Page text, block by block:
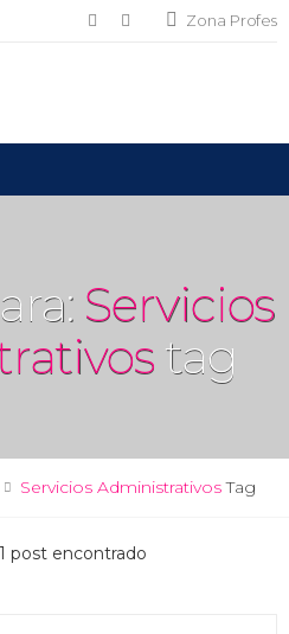
Zona Profes
menu
Servicios
tag
Servicios AdministrativosTag
1 post encontrado